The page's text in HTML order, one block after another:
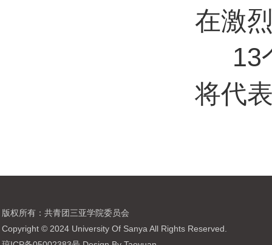
在激
13
将代
版权所有：共青团三亚学院委员会
Copyright © 2024 University Of Sanya All Rights Reserved.